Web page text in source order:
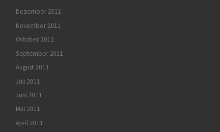
Dezember 2011
November 2011
Oktober 2011
September 2011
August 2011
Juli 2011
Juni 2011
Mai 2011
April 2011